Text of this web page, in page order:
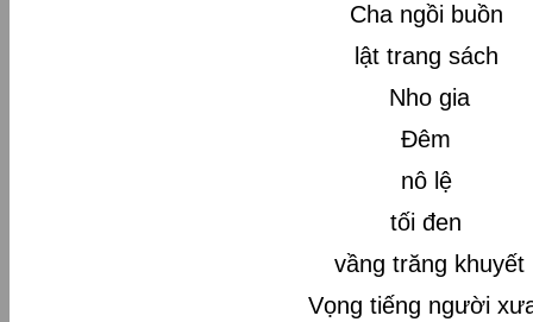
Cha ngồi buồn
lật trang sách
Nho gia
Đêm
nô lệ
tối đen
vầng trăng khuyết
Vọng tiếng người